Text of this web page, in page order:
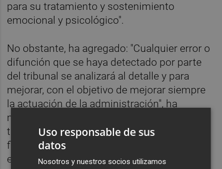
para su tratamiento y sostenimiento
emocional y psicológico".
No obstante, ha agregado: "Cualquier error o
difunción que se haya detectado por parte
del tribunal se analizará al detalle y para
mejorar, con el objetivo de mejorar siempre
la actuación de la administración", ha
manifestado. Prueba de ello, considera, son
tanto la ordenación de colaborar con la
fiscalía, como el nuevo protocolo aprobado
en septiembre de 2017.
Uso responsable de sus
datos
Nosotros y nuestros socios utilizamos